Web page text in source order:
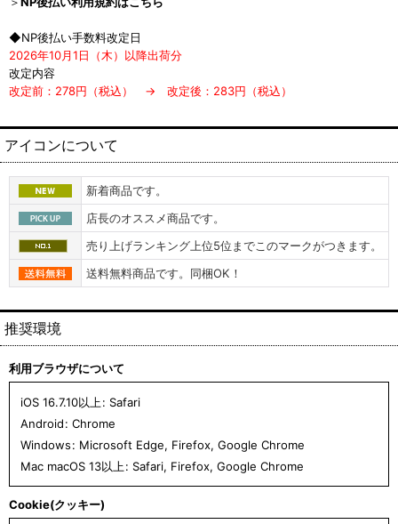
◆NP後払い手数料改定日
2026年10月1日（木）以降出荷分
改定内容
改定前：278円（税込） → 改定後：283円（税込）
アイコンについて
新着商品です。
店長のオススメ商品です。
売り上げランキング上位5位までこのマークがつきます。
送料無料商品です。同梱OK！
推奨環境
利用ブラウザについて
iOS 16.7.10以上: Safari
Android: Chrome
Windows: Microsoft Edge, Firefox, Google Chrome
Mac macOS 13以上: Safari, Firefox, Google Chrome
Cookie(クッキー)